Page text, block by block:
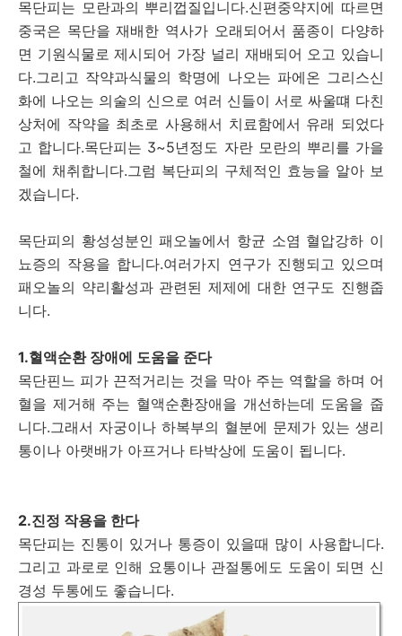
목단피는 모란과의 뿌리껍질입니다.신편중약지에 따르면
중국은 목단을 재배한 역사가 오래되어서 품종이 다양하
면 기원식물로 제시되어 가장 널리 재배되어 오고 있습니
다.그리고 작약과식물의 학명에 나오는 파에온 그리스신
화에 나오는 의술의 신으로 여러 신들이 서로 싸울떄 다친
상처에 작약을 최초로 사용해서 치료함에서 유래 되었다
고 합니다.목단피는 3~5년정도 자란 모란의 뿌리를 가을
철에 채취합니다.그럼 복단피의 구체적인 효능을 알아 보
겠습니다.
목단피의 황성성분인 패오놀에서 항균 소염 혈압강하 이
뇨증의 작용을 합니다.여러가지 연구가 진행되고 있으며
패오놀의 약리활성과 관련된 제제에 대한 연구도 진행줍
니다.
1.혈액순환 장애에 도움을 준다
목단핀느 피가 끈적거리는 것을 막아 주는 역할을 하며 어
혈을 제거해 주는 혈액순환장애을 개선하는데 도움을 줍
니다.그래서 자궁이나 하복부의 혈분에 문제가 있는 생리
통이나 아랫배가 아프거나 타박상에 도움이 됩니다.
2.진정 작용을 한다
목단피는 진통이 있거나 통증이 있을때 많이 사용합니다.
그리고 과로로 인해 요통이나 관절통에도 도움이 되면 신
경성 두통에도 좋습니다.